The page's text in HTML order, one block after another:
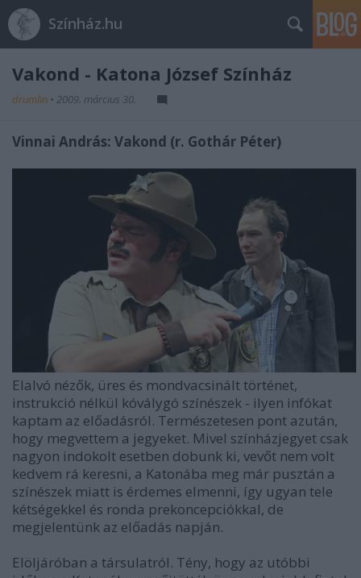
Színház.hu
Vakond - Katona József Színház
drumlin • 2009. március 30.
Vinnai András: Vakond (r. Gothár Péter)
Elalvó nézők, üres és mondvacsinált történet,
instrukció nélkül kóválygó színészek - ilyen infókat
kaptam az előadásról. Természetesen pont azután,
hogy megvettem a jegyeket. Mivel színházjegyet csak
nagyon indokolt esetben dobunk ki, vevőt nem volt
kedvem rá keresni, a Katonába meg már pusztán a
színészek miatt is érdemes elmenni, így ugyan tele
kétségekkel és ronda prekoncepciókkal, de
megjelentünk az előadás napján.
Elöljáróban a társulatról. Tény, hogy az utóbbi